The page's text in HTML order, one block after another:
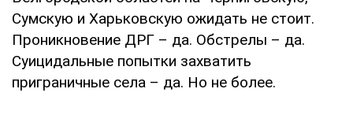
Сумскую и Харьковскую ожидать не стоит.
Проникновение ДРГ – да. Обстрелы – да.
Суицидальные попытки захватить
приграничные села – да. Но не более.